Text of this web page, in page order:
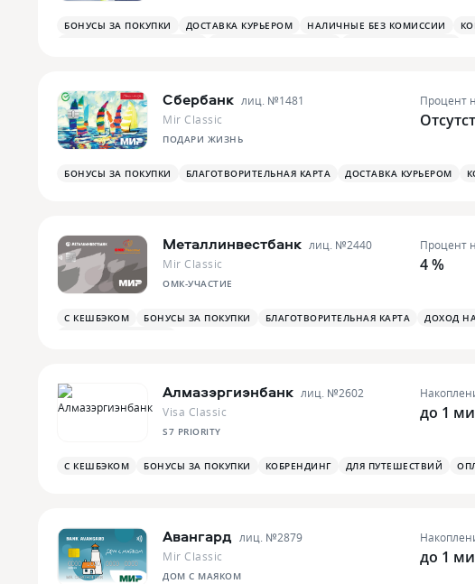
БОНУСЫ ЗА ПОКУПКИ ДОСТАВКА КУРЬЕРОМ НАЛИЧНЫЕ БЕЗ КОМИССИИ
Сбербанк лиц. №1481
Mir Classic
ПОДАРИ ЖИЗНЬ
Процент
БОНУСЫ ЗА ПОКУПКИ БЛАГОТВОРИТЕЛЬНАЯ КАРТА ДОСТАВКА КУРЬЕРОМ
Металлинвестбанк лиц. №2440
Mir Classic
ОМК-УЧАСТИЕ
Процент
4 %
С КЕШБЭКОМ БОНУСЫ ЗА ПОКУПКИ БЛАГОТВОРИТЕЛЬНАЯ КАРТА ДОХОД
Алмазэргиэнбанк лиц. №2602
Visa Classic
S7 PRIORITY
до 1
С КЕШБЭКОМ БОНУСЫ ЗА ПОКУПКИ КОБРЕНДИНГ ДЛЯ ПУТЕШЕСТВИЙ
Авангард лиц. №2879
Mir Classic
ДОМ С МАЯКОМ
до 1